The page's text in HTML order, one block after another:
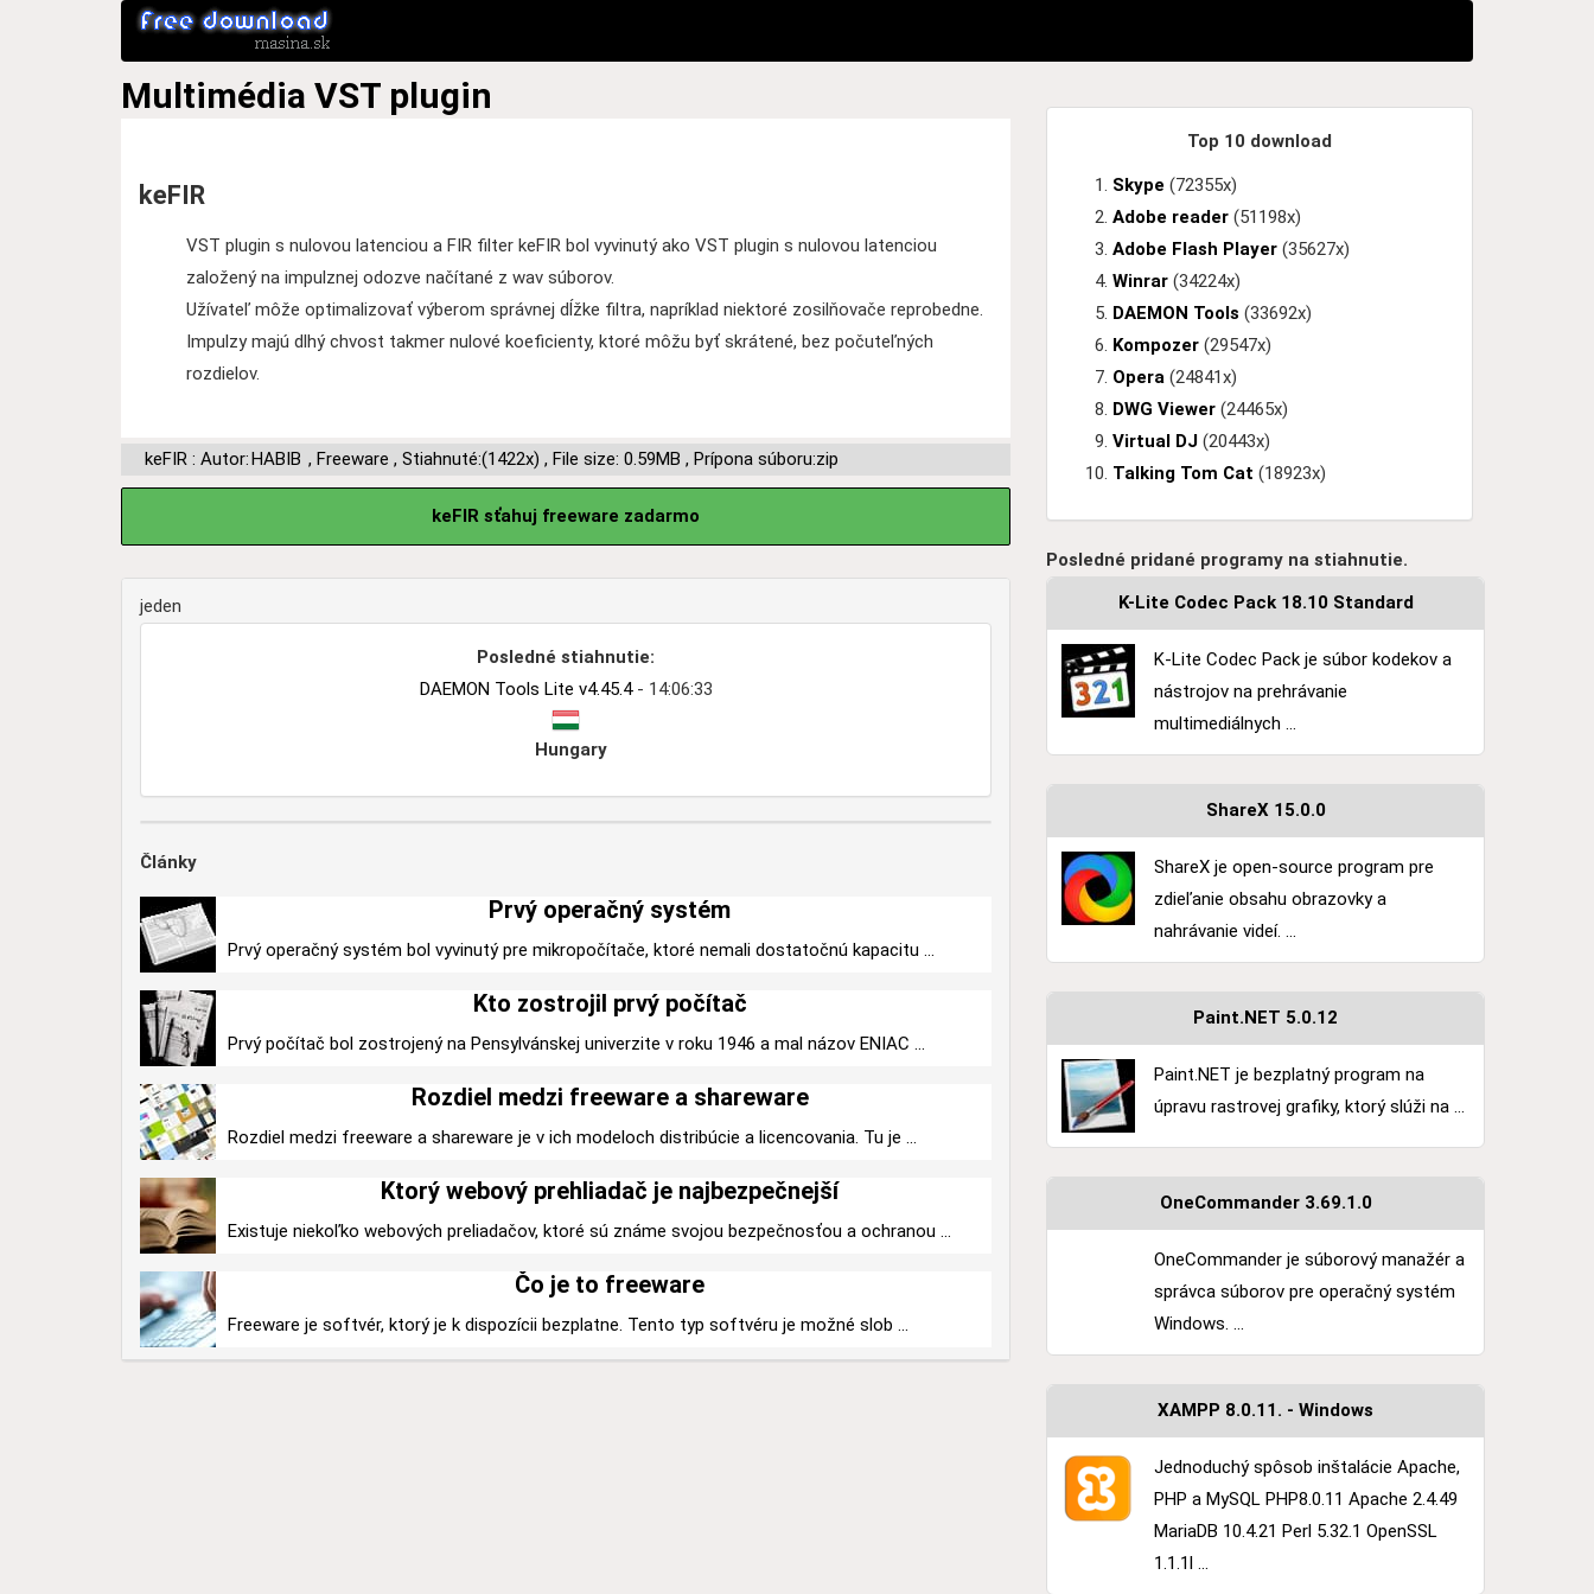
Multimédia VST plugin
keFIR
VST plugin s nulovou latenciou a FIR filter keFIR bol vyvinutý ako VST plugin s nulovou latenciou
založený na impulznej odozve načítané z wav súborov.
Užívateľ môže optimalizovať výberom správnej dĺžke filtra, napríklad niektoré zosilňovače reprobedne.
Impulzy majú dlhý chvost takmer nulové koeficienty, ktoré môžu byť skrátené, bez počuteľných
rozdielov.
keFIR : Autor:HABIB , Freeware , Stiahnuté:(1422x) , File size: 0.59MB , Prípona súboru:zip
keFIR sťahuj freeware zadarmo
jeden
Posledné stiahnutie:
DAEMON Tools Lite v4.45.4- 14:06:33
Hungary
Články
Prvý operačný systém
Prvý operačný systém bol vyvinutý pre mikropočítače, ktoré nemali dostatočnú kapacitu ...
Kto zostrojil prvý počítač
Prvý počítač bol zostrojený na Pensylvánskej univerzite v roku 1946 a mal názov ENIAC ...
Rozdiel medzi freeware a shareware
Rozdiel medzi freeware a shareware je v ich modeloch distribúcie a licencovania. Tu je ...
Ktorý webový prehliadač je najbezpečnejší
Existuje niekoľko webových preliadačov, ktoré sú známe svojou bezpečnosťou a ochranou ...
Čo je to freeware
Freeware je softvér, ktorý je k dispozícii bezplatne. Tento typ softvéru je možné slob ...
Top 10 download
Skype (72355x)
Adobe reader (51198x)
Adobe Flash Player (35627x)
Winrar (34224x)
DAEMON Tools (33692x)
Kompozer (29547x)
Opera (24841x)
DWG Viewer (24465x)
Virtual DJ (20443x)
Talking Tom Cat (18923x)
Posledné pridané programy na stiahnutie.
K-Lite Codec Pack 18.10 Standard
K-Lite Codec Pack je súbor kodekov a
nástrojov na prehrávanie
multimediálnych ...
ShareX 15.0.0
ShareX je open-source program pre
zdieľanie obsahu obrazovky a
nahrávanie videí. ...
Paint.NET 5.0.12
Paint.NET je bezplatný program na
úpravu rastrovej grafiky, ktorý slúži na ...
OneCommander 3.69.1.0
OneCommander je súborový manažér a
správca súborov pre operačný systém
Windows. ...
XAMPP 8.0.11. - Windows
Jednoduchý spôsob inštalácie Apache,
PHP a MySQL PHP8.0.11 Apache 2.4.49
MariaDB 10.4.21 Perl 5.32.1 OpenSSL
1.1.1l ...